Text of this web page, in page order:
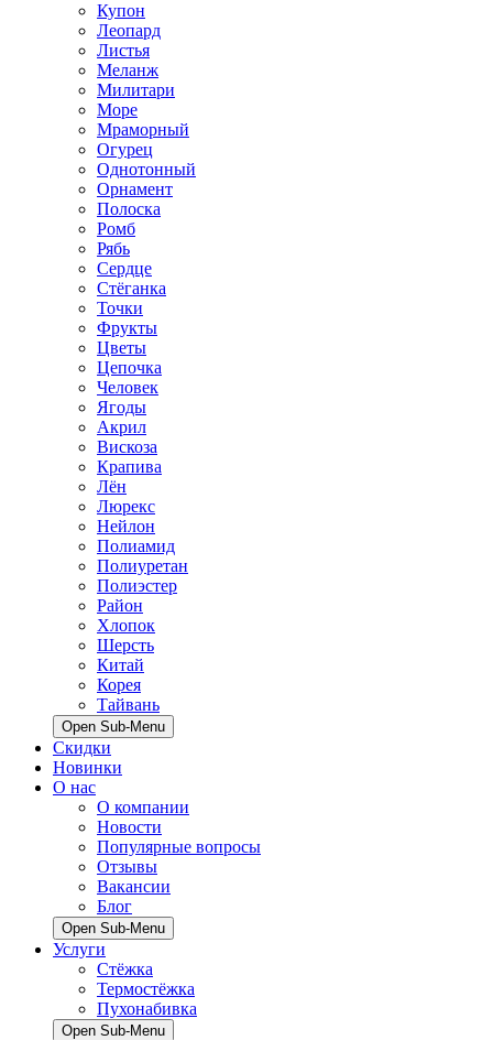
Купон
Леопард
Листья
Меланж
Милитари
Море
Мраморный
Огурец
Однотонный
Орнамент
Полоска
Ромб
Рябь
Сердце
Стёганка
Точки
Фрукты
Цветы
Цепочка
Человек
Ягоды
Акрил
Вискоза
Крапива
Лён
Люрекс
Нейлон
Полиамид
Полиуретан
Полиэстер
Район
Хлопок
Шерсть
Китай
Корея
Тайвань
Open Sub-Menu
Скидки
Новинки
О нас
О компании
Новости
Популярные вопросы
Отзывы
Вакансии
Блог
Open Sub-Menu
Услуги
Стёжка
Термостёжка
Пухонабивка
Open Sub-Menu